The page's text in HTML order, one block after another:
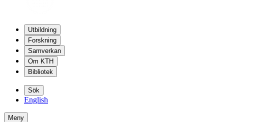
Utbildning
Forskning
Samverkan
Om KTH
Bibliotek
Sök
English
Meny